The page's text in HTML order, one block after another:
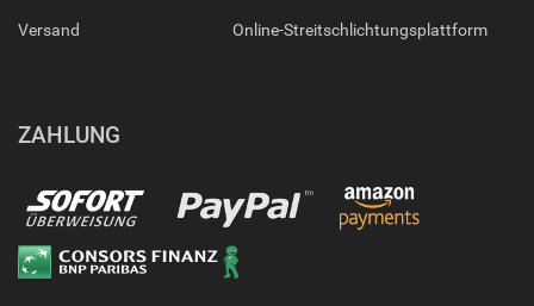
Versand Online-Streitschlichtungsplattform
ZAHLUNG